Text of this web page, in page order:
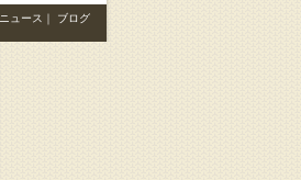
ニュース ｜ ブログ